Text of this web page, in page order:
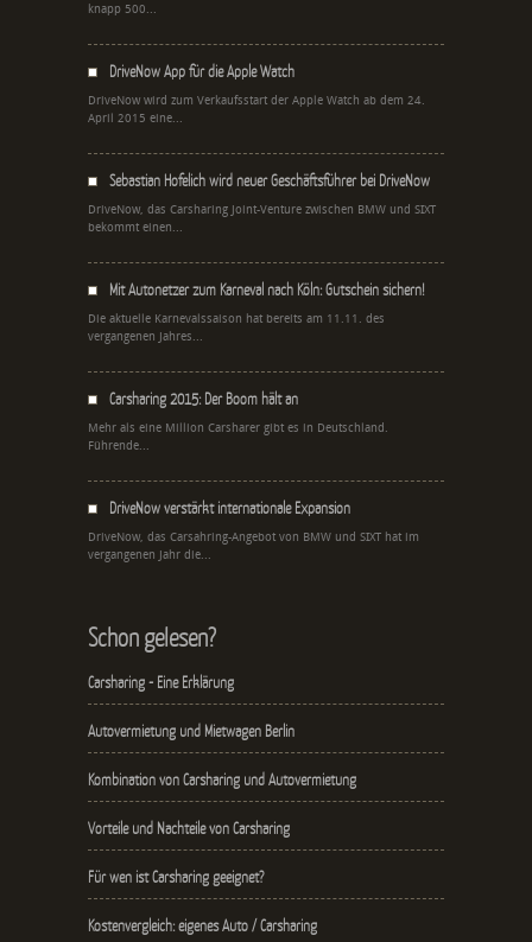
knapp 500...
DriveNow App für die Apple Watch
DriveNow wird zum Verkaufsstart der Apple Watch ab dem 24.
April 2015 eine...
Sebastian Hofelich wird neuer Geschäftsführer bei DriveNow
DriveNow, das Carsharing Joint-Venture zwischen BMW und SIXT
bekommt einen...
Mit Autonetzer zum Karneval nach Köln: Gutschein sichern!
Die aktuelle Karnevalssaison hat bereits am 11.11. des
vergangenen Jahres...
Carsharing 2015: Der Boom hält an
Mehr als eine Million Carsharer gibt es in Deutschland.
Führende...
DriveNow verstärkt internationale Expansion
DriveNow, das Carsahring-Angebot von BMW und SIXT hat im
vergangenen Jahr die...
Schon gelesen?
Carsharing - Eine Erklärung
Autovermietung und Mietwagen Berlin
Kombination von Carsharing und Autovermietung
Vorteile und Nachteile von Carsharing
Für wen ist Carsharing geeignet?
Kostenvergleich: eigenes Auto / Carsharing